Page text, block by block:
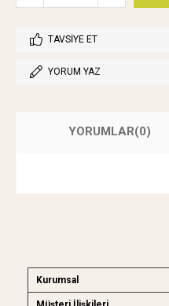
TAVSIYE ET
YORUM YAZ
YORUMLAR(0)
Kurumsal